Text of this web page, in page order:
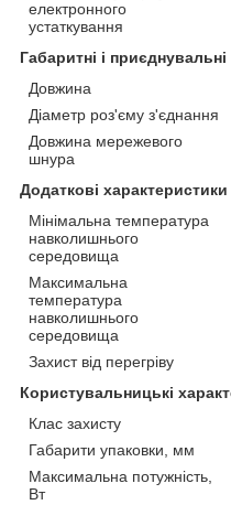
електронного
устаткування
Габаритні і
Довжина
Діаметр роз'єму з'єднання
Довжина мережевого
шнура
Додаткові характеристики
Мінімальна температура
навколишнього
середовища
Максимальна
температура
навколишнього
середовища
Захист від перегріву
Користувальницькі
Клас захисту
Габарити упаковки, мм
Максимальна потужність,
Вт